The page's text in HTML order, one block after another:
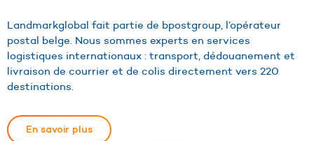
Landmarkglobal fait partie de bpostgroup, l’opérateur
postal belge. Nous sommes experts en services
logistiques internationaux : transport, dédouanement et
livraison de courrier et de colis directement vers 220
destinations.
En savoir plus